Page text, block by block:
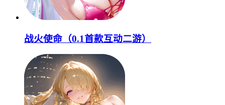
战火使命（0.1首款互动二游）